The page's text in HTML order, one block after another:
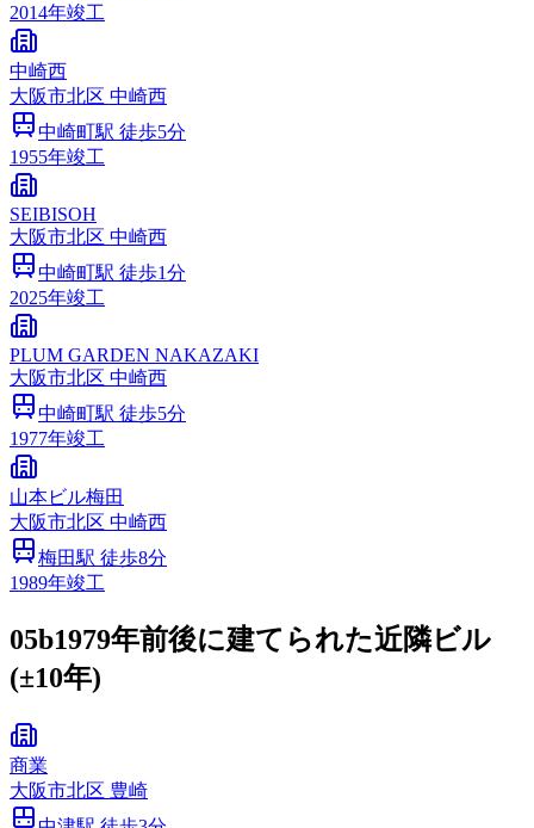
2014年竣工
中崎西
大阪市北区 中崎西
中崎町駅 徒歩5分
1955年竣工
SEIBISOH
大阪市北区 中崎西
中崎町駅 徒歩1分
2025年竣工
PLUM GARDEN NAKAZAKI
大阪市北区 中崎西
中崎町駅 徒歩5分
1977年竣工
山本ビル梅田
大阪市北区 中崎西
梅田駅 徒歩8分
1989年竣工
05b1979年前後に建てられた近隣ビル
(±10年)
商業
大阪市北区 豊崎